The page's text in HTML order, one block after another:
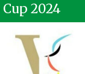
2024